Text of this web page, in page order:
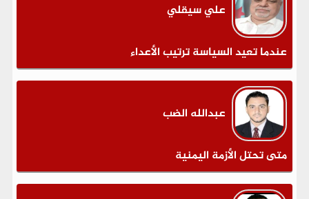
علي سيقلي
عندما تعيد السياسة ترتيب الأعداء
عبدالله الضب
متى تحتل الأزمة اليمنية